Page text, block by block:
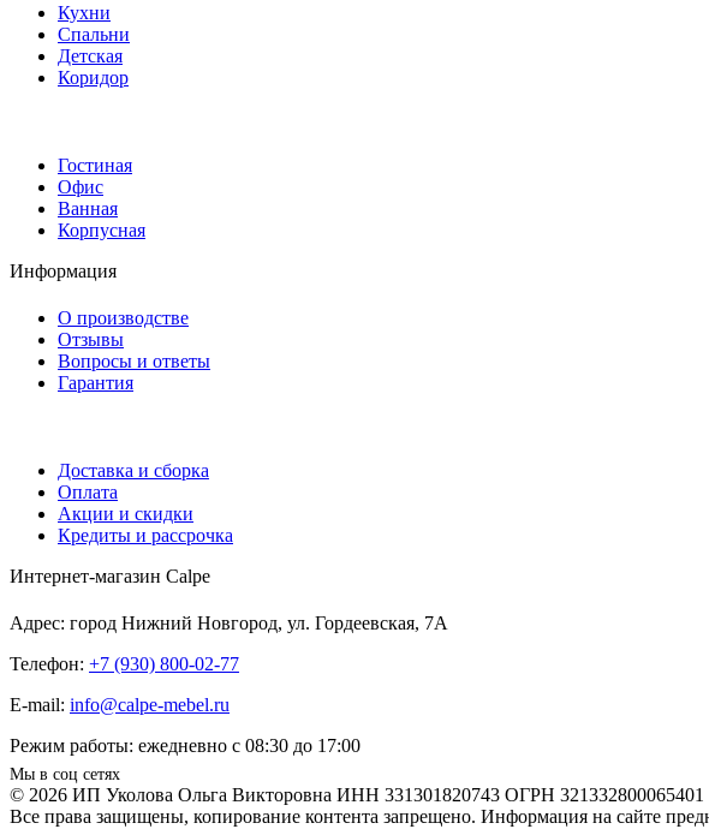
Кухни
Спальни
Детская
Коридор
Гостиная
Офис
Ванная
Корпусная
Информация
О производстве
Отзывы
Вопросы и ответы
Гарантия
Доставка и сборка
Оплата
Акции и скидки
Кредиты и рассрочка
Интернет-магазин Calpe
Адрес: город Нижний Новгород, ул. Гордеевская, 7А
Телефон: +7 (930) 800-02-77
E-mail: info@calpe-mebel.ru
Режим работы: ежедневно с 08:30 до 17:00
Мы в соц сетях
© 2026 ИП Уколова Ольга Викторовна ИНН 331301820743 ОГРН 321332800065401
Все права защищены, копирование контента запрещено. Информация на сайте